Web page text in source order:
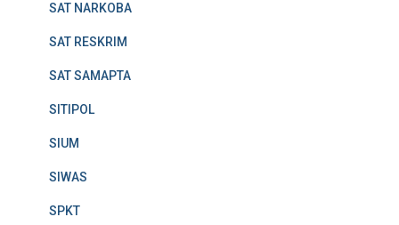
SAT NARKOBA
SAT RESKRIM
SAT SAMAPTA
SITIPOL
SIUM
SIWAS
SPKT